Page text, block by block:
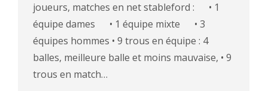
joueurs, matches en net stableford : • 1
équipe dames • 1 équipe mixte • 3
équipes hommes • 9 trous en équipe : 4
balles, meilleure balle et moins mauvaise, • 9
trous en match…